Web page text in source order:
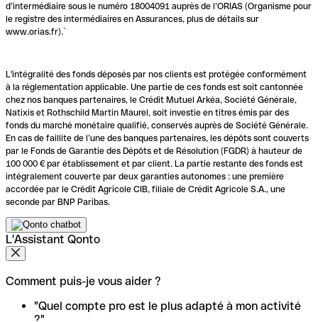
d’intermédiaire sous le numéro 18004091 auprès de l’ORIAS (Organisme pour
le registre des intermédiaires en Assurances, plus de détails sur
www.orias.fr).`
L'intégralité des fonds déposés par nos clients est protégée conformément
à la réglementation applicable. Une partie de ces fonds est soit cantonnée
chez nos banques partenaires, le Crédit Mutuel Arkéa, Société Générale,
Natixis et Rothschild Martin Maurel, soit investie en titres émis par des
fonds du marché monétaire qualifié, conservés auprès de Société Générale.
En cas de faillite de l’une des banques partenaires, les dépôts sont couverts
par le Fonds de Garantie des Dépôts et de Résolution (FGDR) à hauteur de
100 000 € par établissement et par client. La partie restante des fonds est
intégralement couverte par deux garanties autonomes : une première
accordée par le Crédit Agricole CIB, filiale de Crédit Agricole S.A., une
seconde par BNP Paribas.
L'Assistant Qonto
Comment puis-je vous aider ?
"Quel compte pro est le plus adapté à mon activité